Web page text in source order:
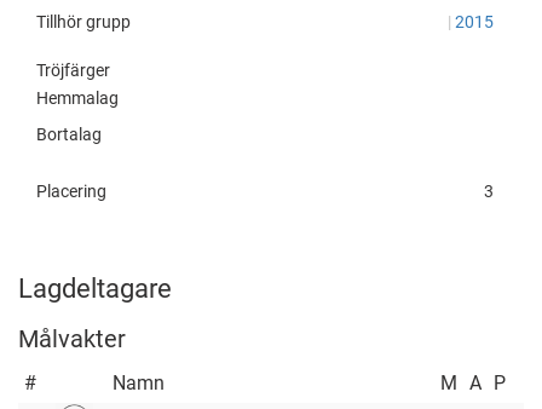
Tillhör grupp | 2015
Tröjfärger
Hemmalag
Bortalag
Placering 3
Lagdeltagare
Målvakter
# Namn M A P